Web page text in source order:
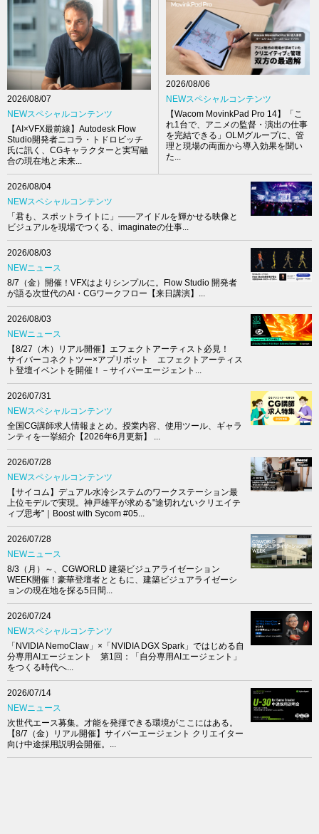
2026/08/07
NEWスペシャルコンテンツ
【AI×VFX最前線】Autodesk Flow
Studio開発者ニコラ・トドロビッチ
氏に訊く、CGキャラクターと実写融
合の現在地と未来...
2026/08/06
NEWスペシャルコンテンツ
【Wacom MovinkPad Pro 14】「こ
れ1台で、アニメの監督・演出の仕事
を完結できる」OLMグループに、管
理と現場の両面から導入効果を聞い
た...
2026/08/04
NEWスペシャルコンテンツ
「君も、スポットライトに」――アイドルを輝かせる映像と
ビジュアルを現場でつくる、imaginateの仕事...
2026/08/03
NEWニュース
8/7（金）開催！VFXはよりシンプルに。Flow Studio 開発者
が語る次世代のAI・CGワークフロー【来日講演】...
2026/08/03
NEWニュース
【8/27（木）リアル開催】エフェクトアーティスト必見！
サイバーコネクトツー×アプリボット エフェクトアーティス
ト登壇イベントを開催！－サイバーエージェント...
2026/07/31
NEWスペシャルコンテンツ
全国CG講師求人情報まとめ。授業内容、使用ツール、ギャラ
ンティを一挙紹介【2026年6月更新】 ...
2026/07/28
NEWスペシャルコンテンツ
【サイコム】デュアル水冷システムのワークステーション最
上位モデルで実現。神戸雄平が求める"途切れないクリエイテ
ィブ思考"｜Boost with Sycom #05...
2026/07/28
NEWニュース
8/3（月）～、CGWORLD 建築ビジュアライゼーション
WEEK開催！豪華登壇者とともに、建築ビジュアライゼーシ
ョンの現在地を探る5日間...
2026/07/24
NEWスペシャルコンテンツ
「NVIDIA NemoClaw」×「NVIDIA DGX Spark」ではじめる自
分専用AIエージェント 第1回：「自分専用AIエージェント」
をつくる時代へ...
2026/07/14
NEWニュース
次世代エース募集。才能を発揮できる環境がここにはある。
【8/7（金）リアル開催】サイバーエージェント クリエイター
向け中途採用説明会開催。...